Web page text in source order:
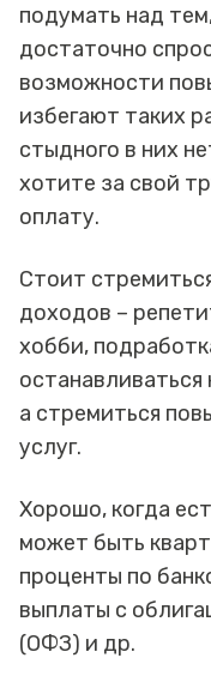
подумать над
достаточно
возможности
избегают таких
стыдного в них
хотите за свой
оплату.
Стоит
доходов –
хобби,
а стремиться
услуг.
Хорошо, когда
может быть
проценты по
выплаты с
(ОФЗ) и др.